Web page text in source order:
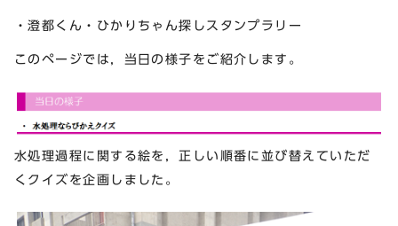
・澄都くん・ひかりちゃん探しスタンプラリー
このページでは，当日の様子をご紹介します。
水処理過程に関する絵を，正しい順番に並び替えていただ
くクイズを企画しました。